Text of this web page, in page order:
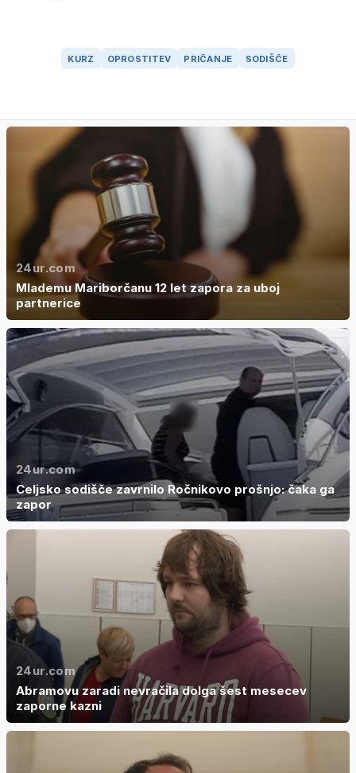
KURZ OPROSTITEV PRIČANJE SODIŠČE
24ur.com
Mlademu Mariborčanu 12 let zapora za uboj
partnerice
24ur.com
Celjsko sodišče zavrnilo Ročnikovo prošnjo: čaka ga
zapor
24ur.com
Abramovu zaradi nevračila dolga šest mesecev
zaporne kazni